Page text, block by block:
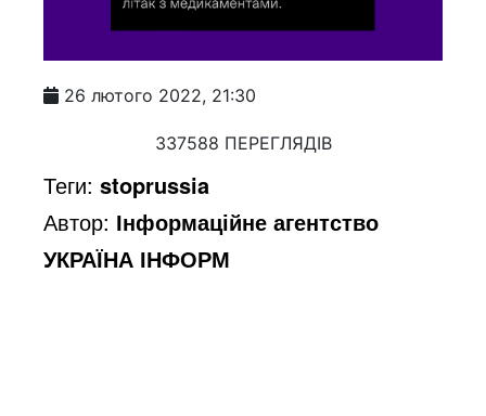
26 лютого 2022, 21:30
337588 ПЕРЕГЛЯДІВ
Теги:stoprussia
Автор: Інформаційне агентство
УКРАЇНА ІНФОРМ